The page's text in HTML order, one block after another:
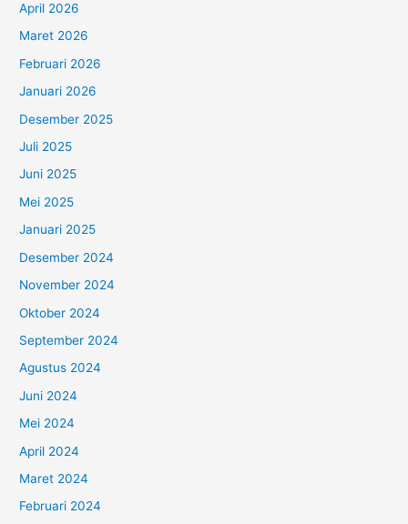
April 2026
Maret 2026
Februari 2026
Januari 2026
Desember 2025
Juli 2025
Juni 2025
Mei 2025
Januari 2025
Desember 2024
November 2024
Oktober 2024
September 2024
Agustus 2024
Juni 2024
Mei 2024
April 2024
Maret 2024
Februari 2024